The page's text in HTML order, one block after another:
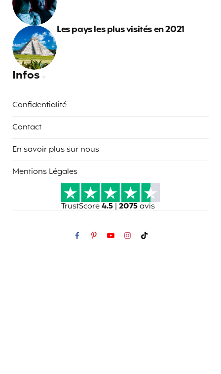
Les pays les plus visités en 2021
Infos
Confidentialité
Contact
En savoir plus sur nous
Mentions Légales
TrustScore4.5 | 2075avis